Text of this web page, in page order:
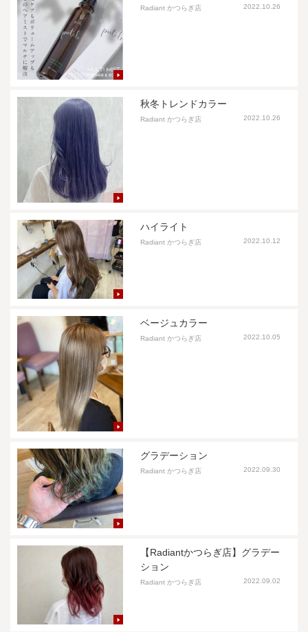
Radiant かつらぎ店 2022.10.26
秋冬トレンドカラー
Radiant かつらぎ店 2022.10.26
ハイライト
Radiant かつらぎ店 2022.10.12
ベージュカラー
Radiant かつらぎ店 2022.10.05
グラデーション
Radiant かつらぎ店 2022.09.30
【Radiantかつらぎ店】グラデー
ション
Radiant かつらぎ店 2022.09.02